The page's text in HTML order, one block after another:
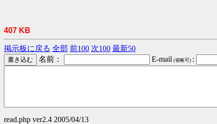
407 KB
掲示板に戻る 全部 前100 次100 最新50
名前：
E-mail (省略可) :
read.php ver2.4 2005/04/13